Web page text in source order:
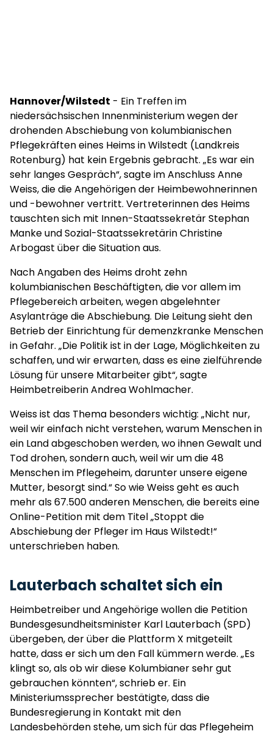
Hannover/Wilstedt - Ein Treffen im
niedersächsischen Innenministerium wegen der
drohenden Abschiebung von kolumbianischen
Pflegekräften eines Heims in Wilstedt (Landkreis
Rotenburg) hat kein Ergebnis gebracht. „Es war ein
sehr langes Gespräch“, sagte im Anschluss Anne
Weiss, die die Angehörigen der Heimbewohnerinnen
und -bewohner vertritt. Vertreterinnen des Heims
tauschten sich mit Innen-Staatssekretär Stephan
Manke und Sozial-Staatssekretärin Christine
Arbogast über die Situation aus.
Nach Angaben des Heims droht zehn
kolumbianischen Beschäftigten, die vor allem im
Pflegebereich arbeiten, wegen abgelehnter
Asylanträge die Abschiebung. Die Leitung sieht den
Betrieb der Einrichtung für demenzkranke Menschen
in Gefahr. „Die Politik ist in der Lage, Möglichkeiten zu
schaffen, und wir erwarten, dass es eine zielführende
Lösung für unsere Mitarbeiter gibt“, sagte
Heimbetreiberin Andrea Wohlmacher.
Weiss ist das Thema besonders wichtig: „Nicht nur,
weil wir einfach nicht verstehen, warum Menschen in
ein Land abgeschoben werden, wo ihnen Gewalt und
Tod drohen, sondern auch, weil wir um die 48
Menschen im Pflegeheim, darunter unsere eigene
Mutter, besorgt sind.“ So wie Weiss geht es auch
mehr als 67.500 anderen Menschen, die bereits eine
Online-Petition mit dem Titel „Stoppt die
Abschiebung der Pfleger im Haus Wilstedt!“
unterschrieben haben.
Lauterbach schaltet sich ein
Heimbetreiber und Angehörige wollen die Petition
Bundesgesundheitsminister Karl Lauterbach (SPD)
übergeben, der über die Plattform X mitgeteilt
hatte, dass er sich um den Fall kümmern werde. „Es
klingt so, als ob wir diese Kolumbianer sehr gut
gebrauchen könnten“, schrieb er. Ein
Ministeriumssprecher bestätigte, dass die
Bundesregierung in Kontakt mit den
Landesbehörden stehe, um sich für das Pflegeheim